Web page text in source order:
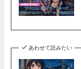
あわせて読みたい